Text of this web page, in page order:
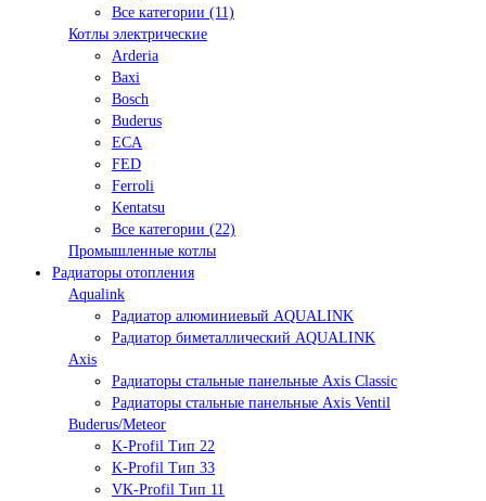
Все категории (11)
Котлы электрические
Arderia
Baxi
Bosch
Buderus
ECA
FED
Ferroli
Kentatsu
Все категории (22)
Промышленные котлы
Радиаторы отопления
Aqualink
Радиатор алюминиевый AQUALINK
Радиатор биметаллический AQUALINK
Axis
Радиаторы стальные панельные Axis Classic
Радиаторы стальные панельные Axis Ventil
Buderus/Meteor
K-Profil Тип 22
K-Profil Тип 33
VK-Profil Тип 11